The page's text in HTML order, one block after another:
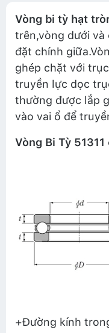
Vòng bi tỳ hạt
trên,vòng dưới và
đặt chính
ghép chặt với
truyền lực dọc
thường được lắp
vào vai ổ để
Vòng Bi Tỳ 51311
+Đường kính